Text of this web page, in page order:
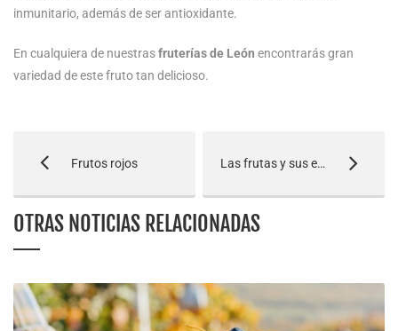
inmunitario, además de ser antioxidante.
En cualquiera de nuestrasfruterías de León encontrarás gran
variedad de este fruto tan delicioso.
Las frutas y sus estaciones
Frutos rojos
OTRAS NOTICIAS RELACIONADAS